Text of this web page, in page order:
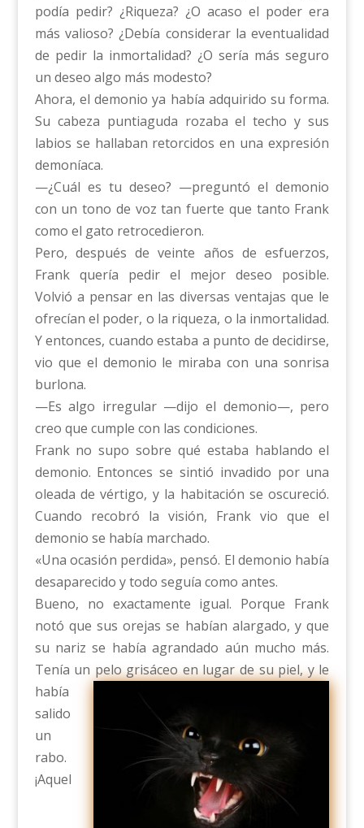
podía pedir? ¿Riqueza? ¿O acaso el poder era
más valioso? ¿Debía considerar la eventualidad
de pedir la inmortalidad? ¿O sería más seguro
un deseo algo más modesto?
Ahora, el demonio ya había adquirido su forma.
Su cabeza puntiaguda rozaba el techo y sus
labios se hallaban retorcidos en una expresión
demoníaca.
—¿Cuál es tu deseo? —preguntó el demonio
con un tono de voz tan fuerte que tanto Frank
como el gato retrocedieron.
Pero, después de veinte años de esfuerzos,
Frank quería pedir el mejor deseo posible.
Volvió a pensar en las diversas ventajas que le
ofrecían el poder, o la riqueza, o la inmortalidad.
Y entonces, cuando estaba a punto de decidirse,
vio que el demonio le miraba con una sonrisa
burlona.
—Es algo irregular —dijo el demonio—, pero
creo que cumple con las condiciones.
Frank no supo sobre qué estaba hablando el
demonio. Entonces se sintió invadido por una
oleada de vértigo, y la habitación se oscureció.
Cuando recobró la visión, Frank vio que el
demonio se había marchado.
«Una ocasión perdida», pensó. El demonio había
desaparecido y todo seguía como antes.
Bueno, no exactamente igual. Porque Frank
notó que sus orejas se habían alargado, y que
su nariz se había agrandado aún mucho más.
Tenía un pelo grisáceo en lugar de su piel, y le
había
salido
un
rabo.
¡Aquel